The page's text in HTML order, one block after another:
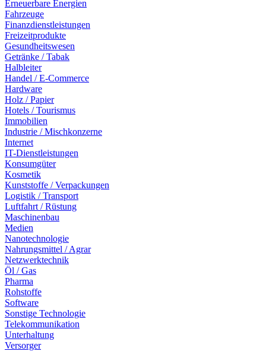
Erneuerbare Energien
Fahrzeuge
Finanzdienstleistungen
Freizeitprodukte
Gesundheitswesen
Getränke / Tabak
Halbleiter
Handel / E-Commerce
Hardware
Holz / Papier
Hotels / Tourismus
Immobilien
Industrie / Mischkonzerne
Internet
IT-Dienstleistungen
Konsumgüter
Kosmetik
Kunststoffe / Verpackungen
Logistik / Transport
Luftfahrt / Rüstung
Maschinenbau
Medien
Nanotechnologie
Nahrungsmittel / Agrar
Netzwerktechnik
Öl / Gas
Pharma
Rohstoffe
Software
Sonstige Technologie
Telekommunikation
Unterhaltung
Versorger